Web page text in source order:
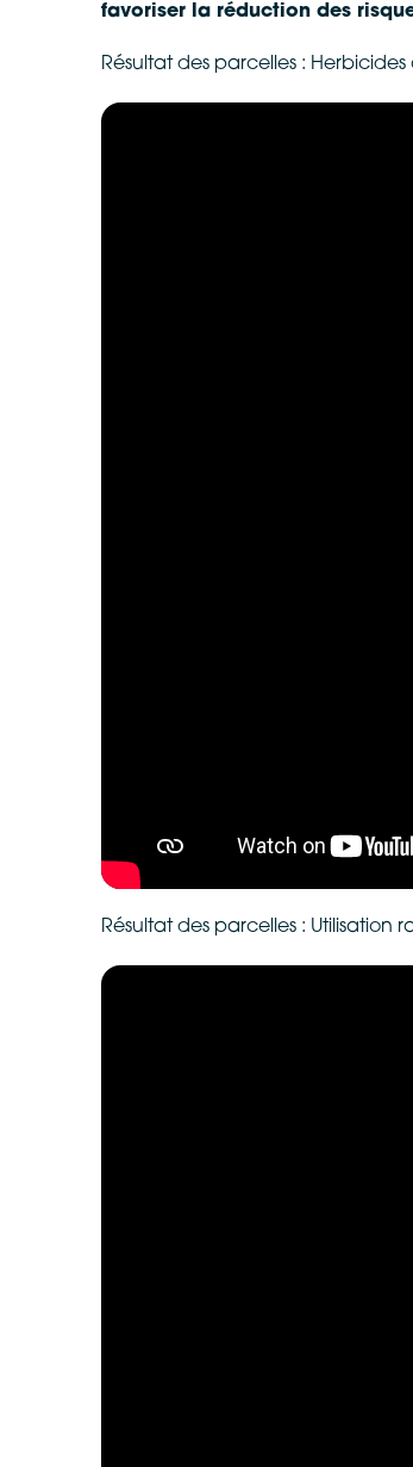
favoriser la réduction des
Résultat des parcelles :
Résultat des parcelles : Utilisation